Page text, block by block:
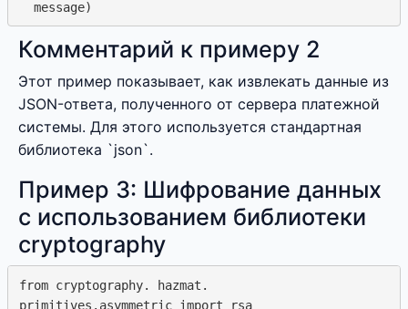
Комментарий к примеру 2
Этот пример показывает, как извлекать данные из
JSON-ответа, полученного от сервера платежной
системы. Для этого используется стандартная
библиотека `json`.
Пример 3: Шифрование данных
с использованием библиотеки
cryptography
from cryptography. hazmat.
primitives.asymmetric import rsa